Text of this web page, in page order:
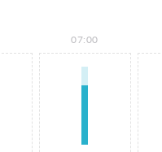
07:00